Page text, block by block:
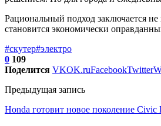
Рациональный подход заключается
становится экономически
#скутер#электро
0 109
Поделится VKOK.ruFacebookTwitter
Предыдущая запись
Honda готовит новое поколение